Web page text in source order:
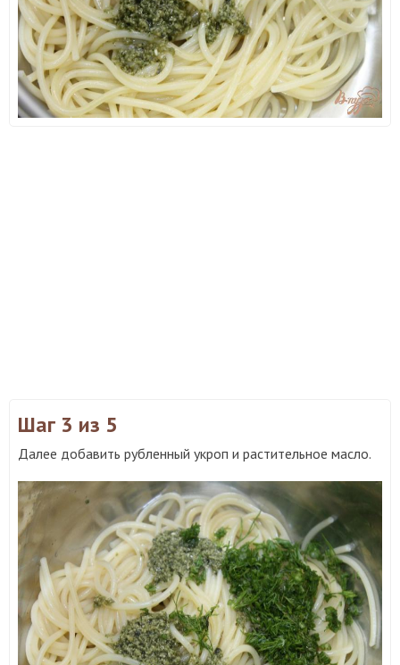
Шаг 3 из 5
Далее добавить рубленный укроп и растительное масло.